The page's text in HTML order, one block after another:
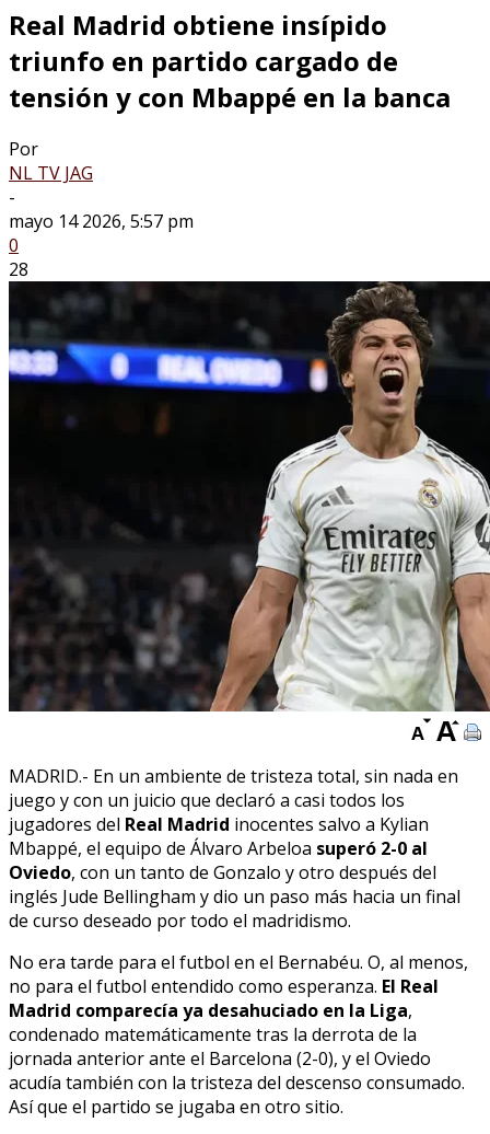
Real Madrid obtiene insípido
triunfo en partido cargado de
tensión y con Mbappé en la banca
Por
NL TV JAG
-
mayo 14 2026, 5:57 pm
0
28
MADRID.- En un ambiente de tristeza total, sin nada en
juego y con un juicio que declaró a casi todos los
jugadores del Real Madrid inocentes salvo a Kylian
Mbappé, el equipo de Álvaro Arbeloa superó 2-0 al
Oviedo, con un tanto de Gonzalo y otro después del
inglés Jude Bellingham y dio un paso más hacia un final
de curso deseado por todo el madridismo.
No era tarde para el futbol en el Bernabéu. O, al menos,
no para el futbol entendido como esperanza. El Real
Madrid comparecía ya desahuciado en la Liga,
condenado matemáticamente tras la derrota de la
jornada anterior ante el Barcelona (2-0), y el Oviedo
acudía también con la tristeza del descenso consumado.
Así que el partido se jugaba en otro sitio.